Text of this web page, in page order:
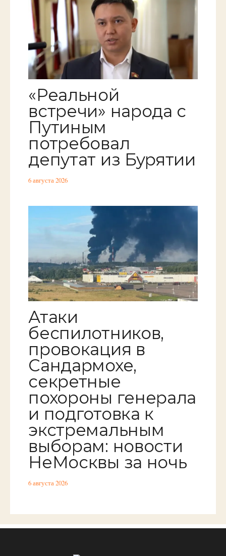
«Реальной
встречи» народа с
Путиным
потребовал
депутат из Бурятии
6 августа 2026
Атаки
беспилотников,
провокация в
Сандармохе,
секретные
похороны генерала
и подготовка к
экстремальным
выборам: новости
НеМосквы за ночь
6 августа 2026